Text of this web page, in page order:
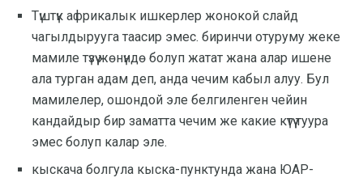
Түштүк африкалык ишкерлер жонокой слайд
чагылдырууга таасир эмес. биринчи отуруму жеке
мамиле түзүү жөнүндө болуп жатат жана алар ишене
ала турган адам деп, анда чечим кабыл алуу. Бул
мамилелер, ошондой эле белгиленген чейин
кандайдыр бир заматта чечим же какие күтүү туура
эмес болуп калар эле.
кыскача болгула кыска-пунктунда жана ЮАР-